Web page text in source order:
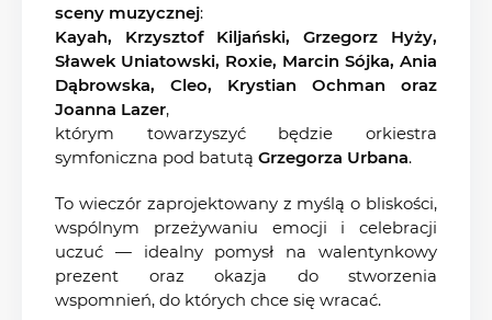
sceny muzycznej:
Kayah, Krzysztof Kiljański, Grzegorz Hyży,
Sławek Uniatowski, Roxie, Marcin Sójka, Ania
Dąbrowska, Cleo, Krystian Ochman oraz
Joanna Lazer,
którym towarzyszyć będzie orkiestra
symfoniczna pod batutą Grzegorza Urbana.
To wieczór zaprojektowany z myślą o bliskości,
wspólnym przeżywaniu emocji i celebracji
uczuć — idealny pomysł na walentynkowy
prezent oraz okazja do stworzenia
wspomnień, do których chce się wracać.